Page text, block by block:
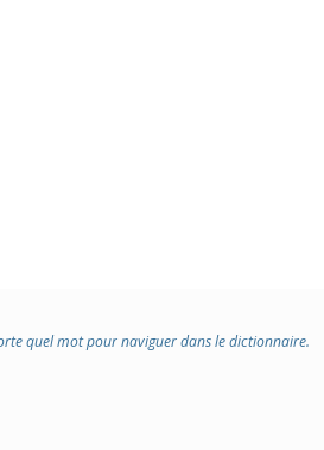
quel mot pour naviguer dans le dictionnaire.